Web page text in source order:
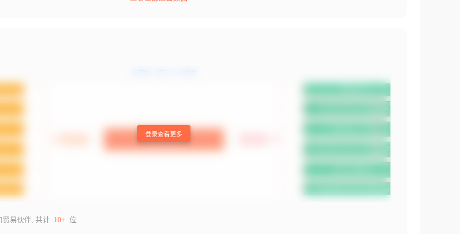
登录查看更多
贸易伙伴, 共计 10+ 位